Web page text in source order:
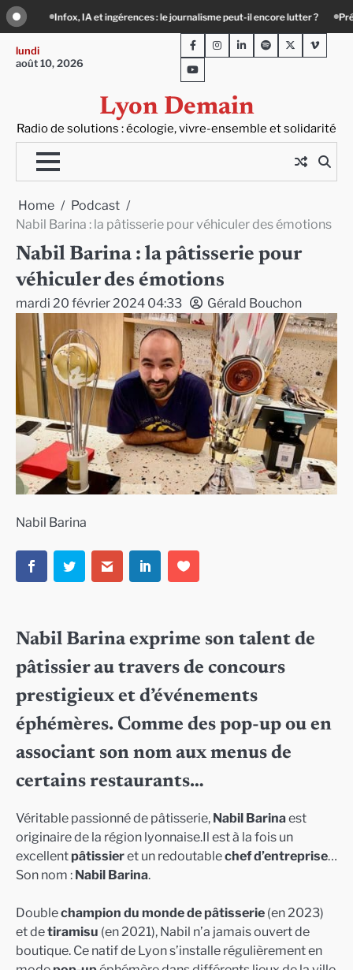
Skip
to
content
il encore lutter ? Précarité, canicule, solitude : quand le lien social
lundi
août 10, 2026
Lyon Demain
Radio de solutions : écologie, vivre-ensemble et solidarité
FacebookInstagram
LinkedInSpotifyTwitterViméo
Youtube
Home
Podcast
Nabil Barina : la pâtisserie pour véhiculer des émotions
Nabil Barina : la pâtisserie pour
véhiculer des émotions
mardi 20 février 2024 04:33 Gérald Bouchon
Nabil Barina
Nabil Barina exprime son talent de
pâtissier au travers de concours
prestigieux et d’événements
éphémères. Comme des pop-up ou en
associant son nom aux menus de
certains restaurants…
Véritable passionné de pâtisserie, Nabil Barinaest
originaire de la région lyonnaise.Il est à la fois un
excellent pâtissieret un redoutablechef d’entreprise…
Son nom : Nabil Barina.
Doublechampion du monde de pâtisserie (en 2023)
et detiramisu (en 2021), Nabil n’a jamais ouvert de
boutique. Ce natif de Lyon s’installe régulièrement en